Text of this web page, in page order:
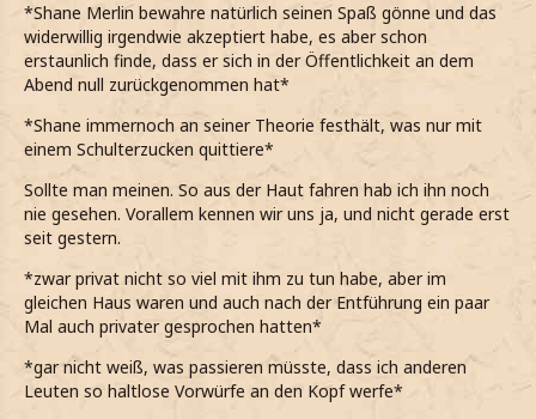
*Shane Merlin bewahre natürlich seinen Spaß gönne und das
widerwillig irgendwie akzeptiert habe, es aber schon
erstaunlich finde, dass er sich in der Öffentlichkeit an dem
Abend null zurückgenommen hat*
*Shane immernoch an seiner Theorie festhält, was nur mit
einem Schulterzucken quittiere*
Sollte man meinen. So aus der Haut fahren hab ich ihn noch
nie gesehen. Vorallem kennen wir uns ja, und nicht gerade erst
seit gestern.
*zwar privat nicht so viel mit ihm zu tun habe, aber im
gleichen Haus waren und auch nach der Entführung ein paar
Mal auch privater gesprochen hatten*
*gar nicht weiß, was passieren müsste, dass ich anderen
Leuten so haltlose Vorwürfe an den Kopf werfe*